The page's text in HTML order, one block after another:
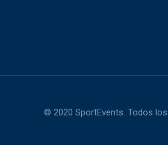
© 2020 SportEvents. Todos